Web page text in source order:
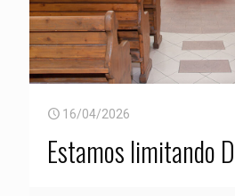
16/04/2026
Estamos limitando